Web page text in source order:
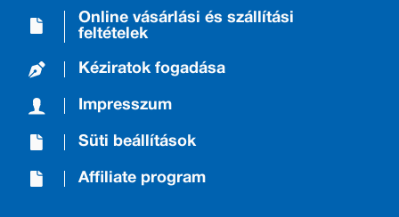
Online vásárlási és szállítási
feltételek
Kéziratok fogadása
Impresszum
Süti beállítások
Affiliate program